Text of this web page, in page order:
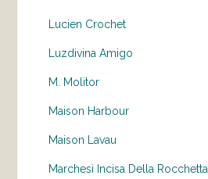
Lucien Crochet
Luzdivina Amigo
M. Molitor
Maison Harbour
Maison Lavau
Marchesi Incisa Della Rocchetta